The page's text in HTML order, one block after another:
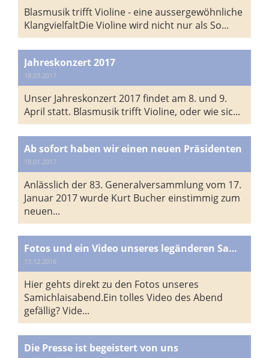
Blasmusik trifft Violine - eine aussergewöhnliche
KlangvielfaltDie Violine wird nicht nur als So...
Jahreskonzert 2017
18.03.2017
Unser Jahreskonzert 2017 findet am 8. und 9.
April statt. Blasmusik trifft Violine, oder wie sic...
Ab sofort haben wir einen neuen Präsidenten
18.01.2017
Anlässlich der 83. Generalversammlung vom 17.
Januar 2017 wurde Kurt Bucher einstimmig zum
neuen...
Fotos und ein Video unseres legänderen Samichlaisabends sind nun online.
13.12.2016
Hier gehts direkt zu den Fotos unseres
Samichlaisabend.Ein tolles Video des Abend
gefällig? Vide...
Die Presse ist begeistert von uns